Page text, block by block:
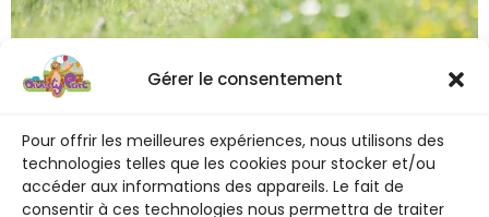
Gérer le consentement
Pour offrir les meilleures expériences, nous utilisons des
technologies telles que les cookies pour stocker et/ou
accéder aux informations des appareils. Le fait de
consentir à ces technologies nous permettra de traiter
Le sifflet retentit, les portes se ferment, et Diverty
Express s’ébranle doucement avant de prendre de la